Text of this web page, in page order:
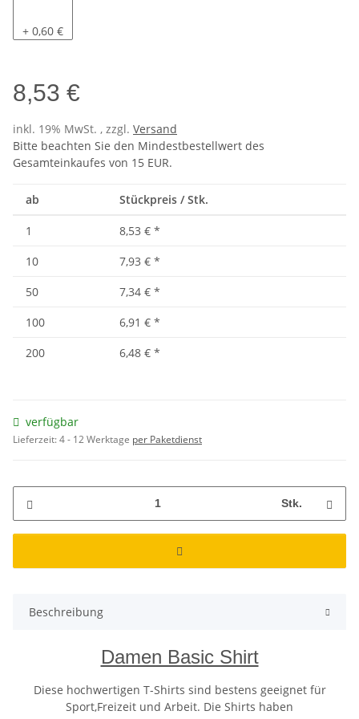
Pacific
+ 0,60 €
8,53 €
inkl. 19% MwSt. , zzgl. Versand
Bitte beachten Sie den Mindestbestellwert des
Gesamteinkaufes von 15 EUR.
ab Stückpreis / Stk.
1 8,53 € *
10
7,93 € *
50
7,34 € *
100
6,91 € *
200
6,48 € *
verfügbar
Lieferzeit:4 - 12 Werktage per Paketdienst
Stk.
Beschreibung
Damen Basic Shirt
Diese hochwertigen T-Shirts sind bestens geeignet für
Sport,Freizeit und Arbeit. Die Shirts haben